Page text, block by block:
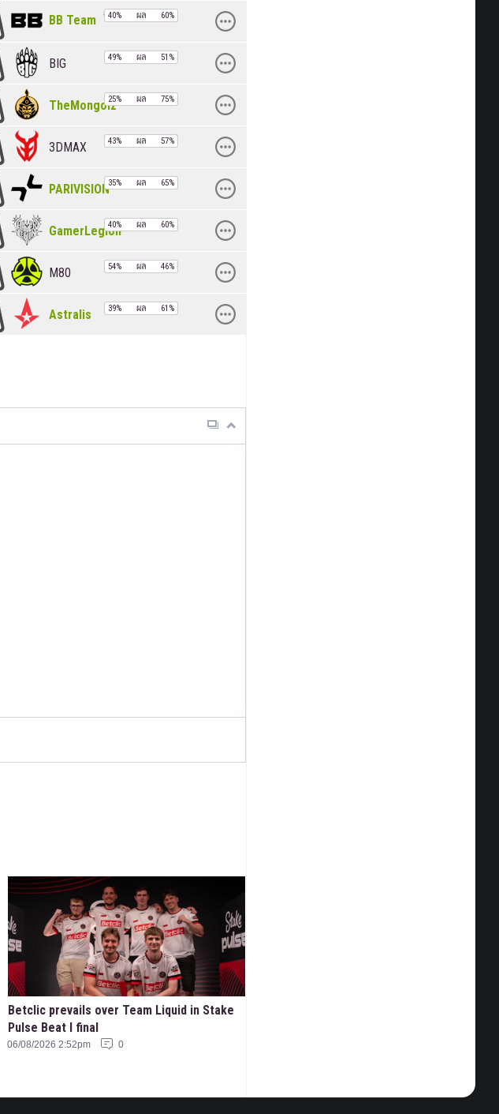
BB Team 840% ผล 60%
BIG 49% ผล 51%
TheMongolz25% ผล 75%
3DMAX 43% ผล 57%
PARIVISION35% ผล 65%
GamerLegion
40% ผล 60%
M80 54% ผล 46%
Astralis 39% ผล 61%
Betclic prevails over Team Liquid in Stake
Pulse Beat I final
06/08/2026 2:52pm 0